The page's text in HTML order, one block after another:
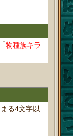
物種族キラ
る4文字以